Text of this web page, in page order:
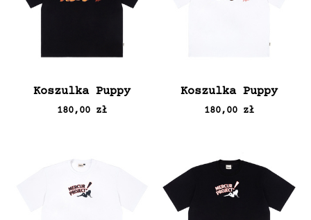
Koszulka Puppy
180,00 zł
Koszulka Puppy
180,00 zł